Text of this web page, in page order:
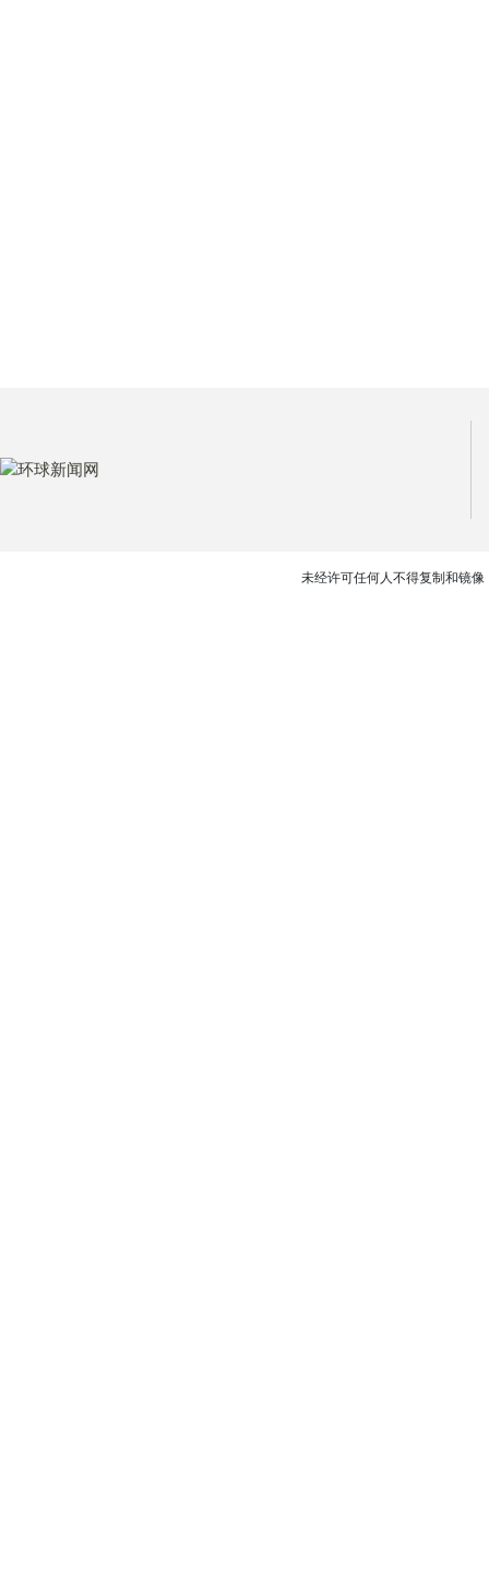
未经许可任何人不得复制和镜